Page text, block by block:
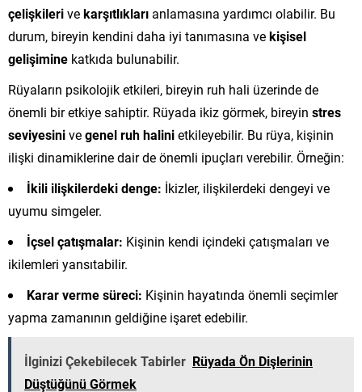
çelişkilerivekarşıtlıkları anlamasına yardımcı olabilir. Bu
durum, bireyin kendini daha iyi tanımasına vekişisel
gelişimine katkıda bulunabilir.
Rüyaların psikolojik etkileri, bireyin ruh hali üzerinde de
önemli bir etkiye sahiptir. Rüyada ikiz görmek, bireyin stres
seviyesinivegenel ruh halinietkileyebilir. Bu rüya, kişinin
ilişki dinamiklerine dair de önemli ipuçları verebilir. Örneğin:
İkili ilişkilerdeki denge: İkizler, ilişkilerdeki dengeyi ve
uyumu simgeler.
İçsel çatışmalar: Kişinin kendi içindeki çatışmaları ve
ikilemleri yansıtabilir.
Karar verme süreci: Kişinin hayatında önemli seçimler
yapma zamanının geldiğine işaret edebilir.
İlginizi Çekebilecek Tabirler Rüyada Ön Dişlerinin
Düştüğünü Görmek